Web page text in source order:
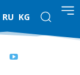
RU KG